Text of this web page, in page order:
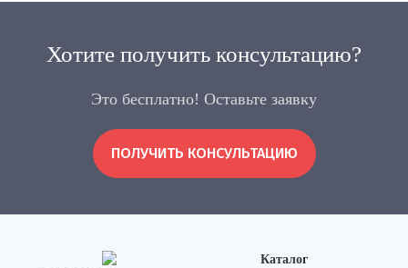
Хотите получить консультацию?
Это бесплатно! Оставьте заявку
ПОЛУЧИТЬ КОНСУЛЬТАЦИЮ
Каталог